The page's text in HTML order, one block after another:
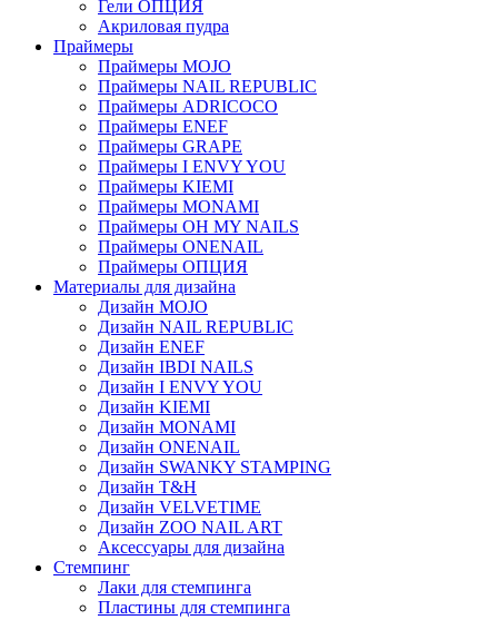
Гели ОПЦИЯ
Акриловая пудра
Праймеры
Праймеры MOJO
Праймеры NAIL REPUBLIC
Праймеры ADRICOCO
Праймеры ENEF
Праймеры GRAPE
Праймеры I ENVY YOU
Праймеры KIEMI
Праймеры MONAMI
Праймеры OH MY NAILS
Праймеры ONENAIL
Праймеры ОПЦИЯ
Материалы для дизайна
Дизайн MOJO
Дизайн NAIL REPUBLIC
Дизайн ENEF
Дизайн IBDI NAILS
Дизайн I ENVY YOU
Дизайн KIEMI
Дизайн MONAMI
Дизайн ONENAIL
Дизайн SWANKY STAMPING
Дизайн T&H
Дизайн VELVETIME
Дизайн ZOO NAIL ART
Аксессуары для дизайна
Стемпинг
Лаки для стемпинга
Пластины для стемпинга